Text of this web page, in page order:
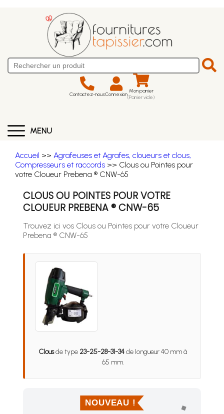
Contactez-nousConnexion Mon panier
(Panier vide)
MENU
Accueil >> Agrafeuses et Agrafes, cloueurs et clous,
Compresseurs et raccords >> Clous ou Pointes pour
votre Cloueur Prebena ® CNW-65
CLOUS OU POINTES POUR VOTRE
CLOUEUR PREBENA ® CNW-65
Trouvez ici vos Clous ou Pointes pour votre Cloueur
Prebena ® CNW-65
Clousde type 23-25-28-31-34de longueur 40 mm à
65 mm.
NOUVEAU !